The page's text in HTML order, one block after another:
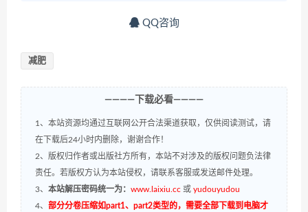
QQ咨询
减肥
————下载必看————
1、本站资源均通过互联网公开合法渠道获取，仅供阅读测试，请
在下载后24小时内删除，谢谢合作！
2、版权归作者或出版社方所有，本站不对涉及的版权问题负法律
责任。若版权方认为本站侵权，请联系客服或发送邮件处理。
3、 本站解压密码统一为： www.laixiu.cc 或 yudouyudou
4、 部分分卷压缩如part1、part2类型的，需要全部下载到电脑才